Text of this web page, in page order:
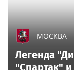
МОСКВА
Легенда
"Спартак"